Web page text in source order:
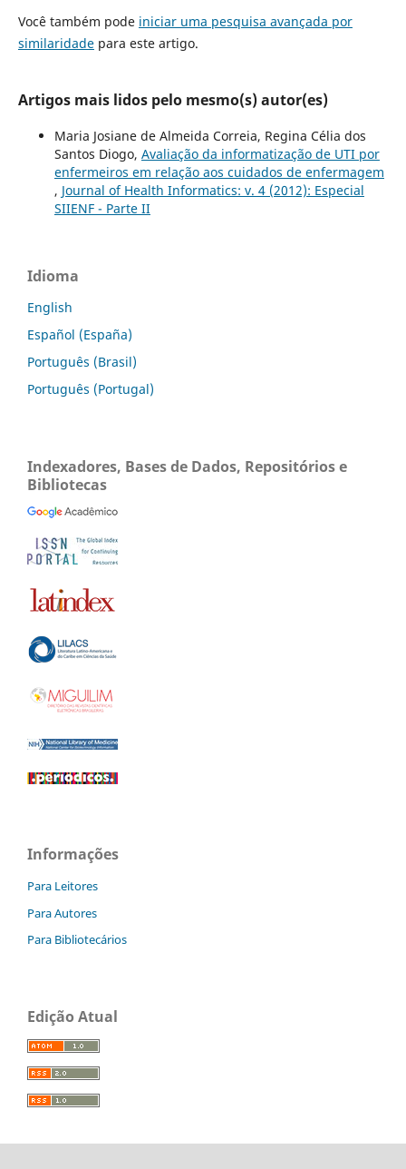
Você também pode iniciar uma pesquisa avançada por
similaridadepara este artigo.
Artigos mais lidos pelo mesmo(s) autor(es)
Maria Josiane de Almeida Correia, Regina Célia dos
Santos Diogo, Avaliação da informatização de UTI por
enfermeiros em relação aos cuidados de enfermagem
, Journal of Health Informatics: v. 4 (2012): Especial
SIIENF - Parte II
Idioma
English
Español (España)
Português (Brasil)
Português (Portugal)
Indexadores, Bases de Dados, Repositórios e
Bibliotecas
Informações
Para Leitores
Para Autores
Para Bibliotecários
Edição Atual